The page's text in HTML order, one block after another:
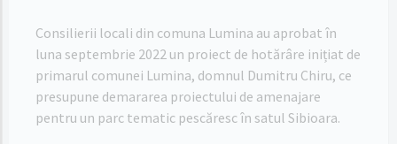
Consilierii locali din comuna Lumina au aprobat în
luna septembrie 2022 un proiect de hotărâre inițiat de
primarul comunei Lumina, domnul Dumitru Chiru, ce
presupune demararea proiectului de amenajare
pentru un parc tematic pescăresc în satul Sibioara.